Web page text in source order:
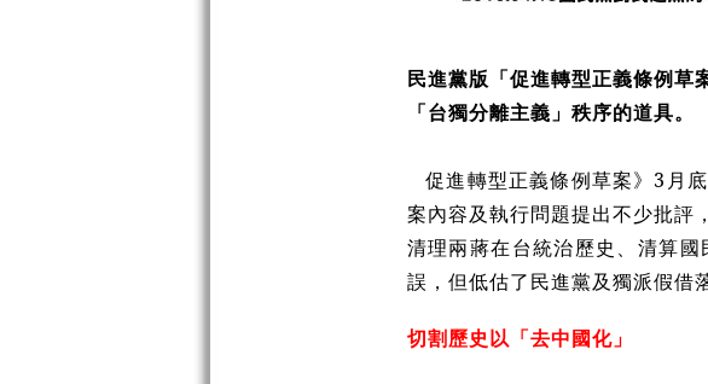
民進黨版「促進轉型正義條例草
「台獨分離主義」秩序的道具。
促進轉型正義條例草案》3月
案內容及執行問題提出不少批評
清理兩蔣在台統治歷史、清算
誤，但低估了民進黨及獨派假借
切割歷史以「去中國化」